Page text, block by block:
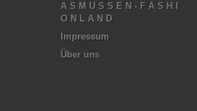
A S M U S S E N - F A S H I
O N L A N D
Impressum
Über uns